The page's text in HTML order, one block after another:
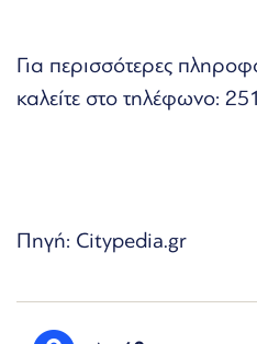
Για περισσότερες
καλείτε στο τηλέφωνο:
Πηγή: Citypedia.gr